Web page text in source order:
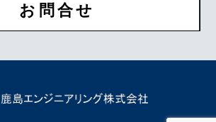
お問合せ